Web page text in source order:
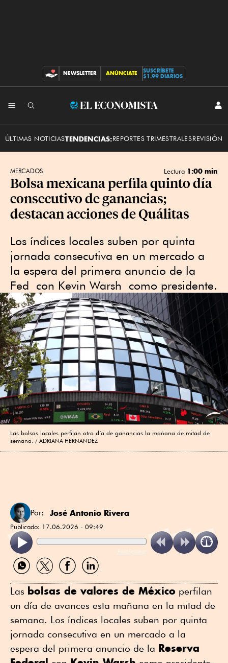
CONTRIBUCIONES
NEWSLETTER ANÚNCIATE
SUSCRÍBETE
$1.99 DIARIOS
El
ÚLTIMAS NOTICIASTENDENCIAS:REPORTES TRIMESTRALESREVISIÓN
MERCADOS Lectura 1:00 min
Bolsa mexicana perfila quinto día
consecutivo de ganancias;
destacan acciones de Quálitas
Los índices locales suben por quinta
jornada consecutiva en un mercado a
la espera del primera anuncio de la
Fed con Kevin Warsh como presidente.
Las bolsas locales perfilan otro día de ganancias la mañana de mitad de
semana.
ADRIANA HERNANDEZ
Por: José Antonio Rivera
Publicado: 17.06.2026 - 09:49
ReadSpeaker
Compartir
por
Compartir
por
Compartir
por
Compartir
por
Las bolsas de valores de México perfilan
un día de avances esta mañana en la mitad de
semana. Los índices locales suben por quinta
jornada consecutiva en un mercado a la
espera del primera anuncio de la Reserva